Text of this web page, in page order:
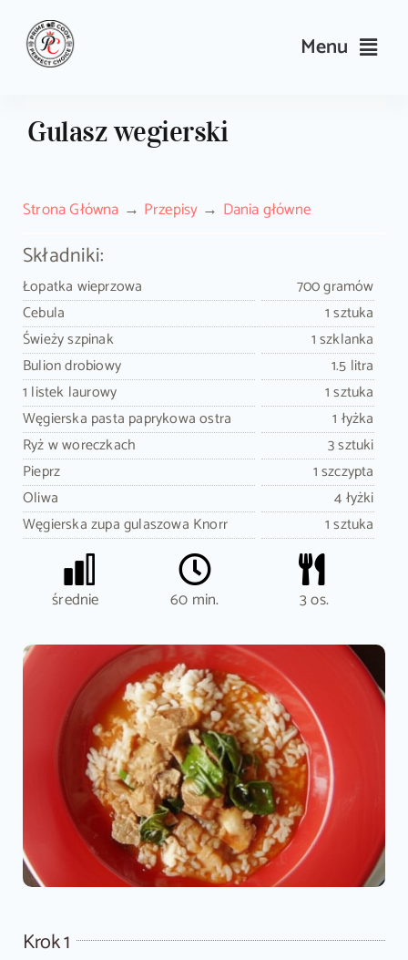
content
Menu
Przepisy
Wyposażenie
Search
for:
Sklep PrimeCook
Gulasz wegierski
Strona Główna Przepisy Dania główne
Składniki:
Łopatka wieprzowa
700 gramów
Cebula
1 sztuka
Świeży szpinak
1 szklanka
Bulion drobiowy
1.5 litra
1 listek laurowy
1 sztuka
Węgierska pasta paprykowa ostra
1 łyżka
Ryż w woreczkach
3 sztuki
Pieprz
1 szczypta
Oliwa
4 łyżki
Węgierska zupa gulaszowa Knorr
1 sztuka
średnie 60 min. 3 os.
Krok 1